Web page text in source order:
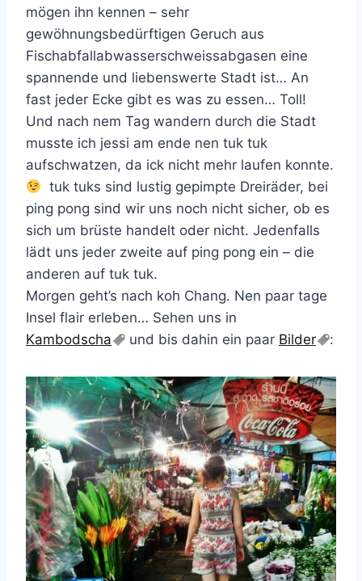
mögen ihn kennen – sehr
gewöhnungsbedürftigen Geruch aus
Fischabfallabwasserschweissabgasen eine
spannende und liebenswerte Stadt ist… An
fast jeder Ecke gibt es was zu essen… Toll!
Und nach nem Tag wandern durch die Stadt
musste ich jessi am ende nen tuk tuk
aufschwatzen, da ick nicht mehr laufen konnte.
tuk tuks sind lustig gepimpte Dreiräder, bei
ping pong sind wir uns noch nicht sicher, ob es
sich um brüste handelt oder nicht. Jedenfalls
lädt uns jeder zweite auf ping pong ein – die
anderen auf tuk tuk.
Morgen geht’s nach koh Chang. Nen paar tage
Insel flair erleben… Sehen uns in
Kambodscha
und bis dahin ein paar Bilder :